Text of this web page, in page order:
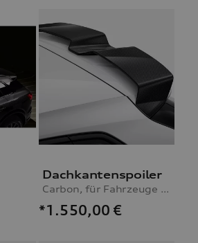
Dachkantenspoiler
Carbon, für Fahrzeuge ohne S line Exterieurpaket
*1.550,00 €